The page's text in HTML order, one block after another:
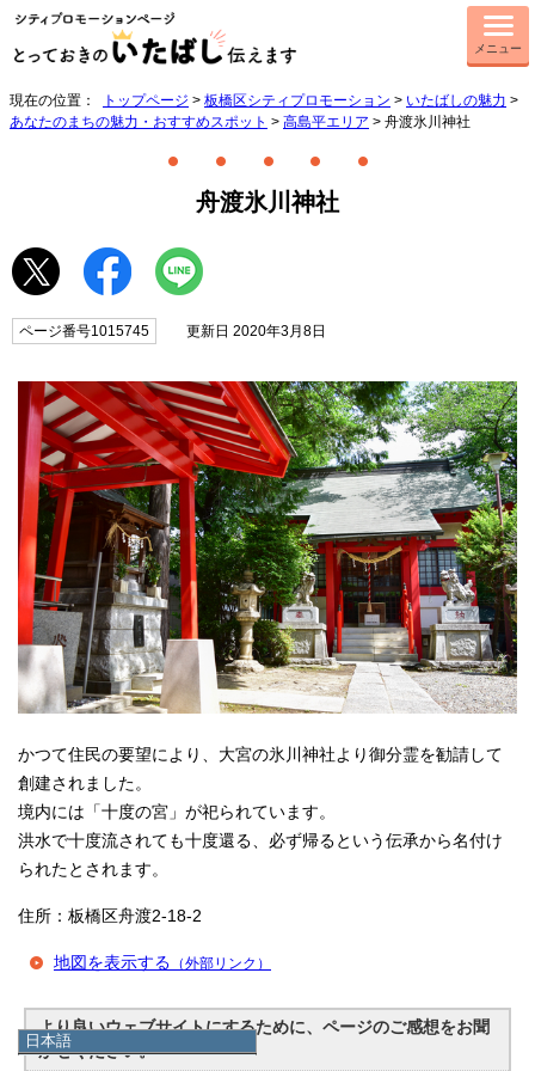
メニュー
日本語
日本語
現在の位置： トップページ > 板橋区シティプロモーション > いたばしの魅力 >
あなたのまちの魅力・おすすめスポット > 高島平エリア > 舟渡氷川神社
舟渡氷川神社
ページ番号1015745 更新日 2020年3月8日
かつて住民の要望により、大宮の氷川神社より御分霊を勧請して
創建されました。
境内には「十度の宮」が祀られています。
洪水で十度流されても十度還る、必ず帰るという伝承から名付け
られたとされます。
住所：板橋区舟渡2-18-2
地図を表示する （外部リンク）
より良いウェブサイトにするために、ページのご感想をお聞
かせください。